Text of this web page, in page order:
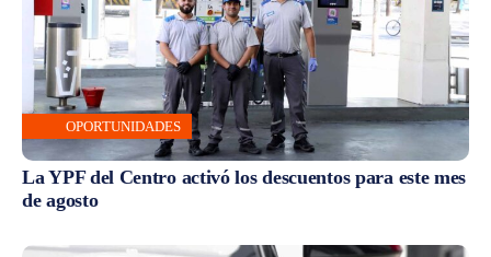
OPORTUNIDADES
La YPF del Centro activó los descuentos para este mes
de agosto